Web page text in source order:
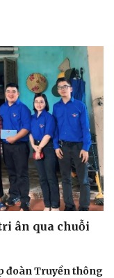
ân qua chuỗi
đoàn Truyền thông